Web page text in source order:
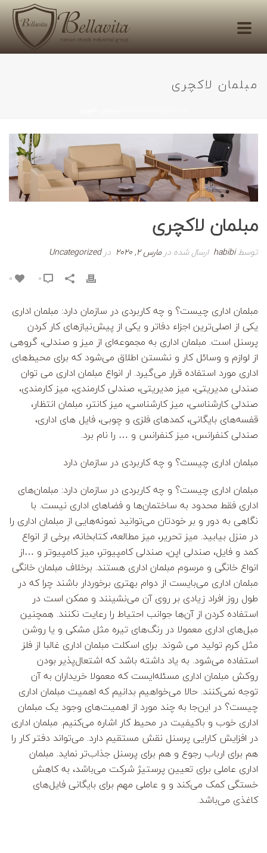
مبلمان لاکچری
مبلمان لاکچری
توسطhabibi ارسال شده درمارس 2, 2020 درUncategorized
0
مبلمان اداری چیست؟ و چه کاربردی در سازمان دارد: مبلمان اداری
یکی از اصلی‌ترین اجزاء دفاتر و یکی از پیش‌نیازهای کار کردن
پرسنل است. مبلمان اداری به مجموعه‌ای از میز و صندلی، گروهی
از لوازم و وسائل کار و نشستن اطلاق می‌شود که برای محیط‌های
اداری مورد استفاده قرار می‌گیرد. ار انواع مبلمان اداری می توان
صندلی مدیریتی، میز مدیریتی، صندلی کارمندی، میز کارمندی،
صندلی کارشناسی، میز کارشناسی، میز کانتر، مبلمان انتظار،
قفسه‌های بایگانی، کمدهای فلزی و چوبی، فایل های اداری،
صندلی کنفرانس، میز کنفرانس و … را نام برد.
مبلمان اداری چیست؟ و چه کاربردی در سازمان دارد
مبلمان اداری چیست؟ و چه کاربردی در سازمان دارد: مبلمان‌های
اداری فقط محدود به ساختمان‌ها و فضاهای اداری نیست. با
نگاهی به دور و بر خودتان می‌توانید نمونه‌هایی از مبلمان اداری را
در منزل بیابید. میز تحریر، میز مطالعه، کتابخانه، برخی از انواع
کمد و فایل، صندلی اپن، صندلی کامپیوتر، میز کامپیوتر و …از
انواع خانگی و مرسوم مبلمان اداری هستند. برخلاف مبلمان خانگی
مبلمان اداری می‌بایست از دوام بهتری برخوردار باشند چرا که در
طول روز افراد زیادی بر روی آن می‌نشینند و ممکن است در
استفاده کردن از آن‌ها جوانب احتیاط را رعایت نکنند. همچنین
مبل‌های اداری معمولا در رنگ‌های تیره مثل مشکی و یا روشن
مثل کرم تولید می شوند. برای اسکلت مبلمان اداری غالبا از فلز
استفاده می‌شود. به یاد داشته باشد که اشتعال‌پذیر بودن
روکش مبلمان اداری مسئله‌ایست که معمولا خریداران به آن
توجه نمی‌کنند. حالا می‌خواهیم بدانیم که اهمیت مبلمان اداری
چیست؟ در این‌جا به چند مورد از اهمیت‌های وجود یک مبلمان
اداری خوب و باکیفیت در محیط کار اشاره می‌کنیم. مبلمان اداری
در افزایش کارایی پرسنل نقش مستقیم دارد. می‌تواند دفتر کار را
هم برای ارباب رجوع و هم برای پرسنل جذاب‌تر نماید. مبلمان
اداری عاملی برای تعیین پرستیژ شرکت می‌باشد، به کاهش
خستگی کمک می‌کند و و عاملی مهم برای بایگانی فایل‌های
کاغذی می‌باشد.